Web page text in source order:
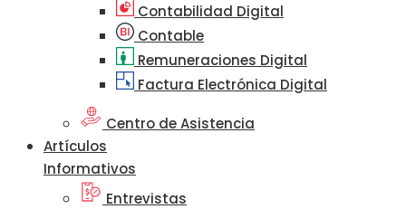
Contabilidad Digital
Contable
Remuneraciones Digital
Factura Electrónica Digital
Centro de Asistencia
Artículos
Informativos
Entrevistas